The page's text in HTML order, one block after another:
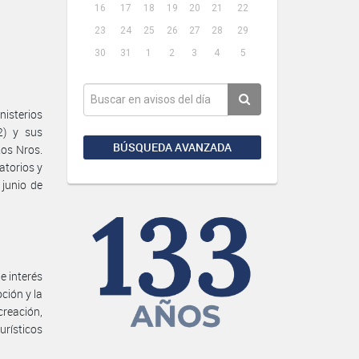
16 17 18 19 20 21
22
23
24 25 26 27 28
29
30
31 1 2 3 4 5
BÚSQUEDA AVANZADA
y sus
Nros.
y
de
interés
y la